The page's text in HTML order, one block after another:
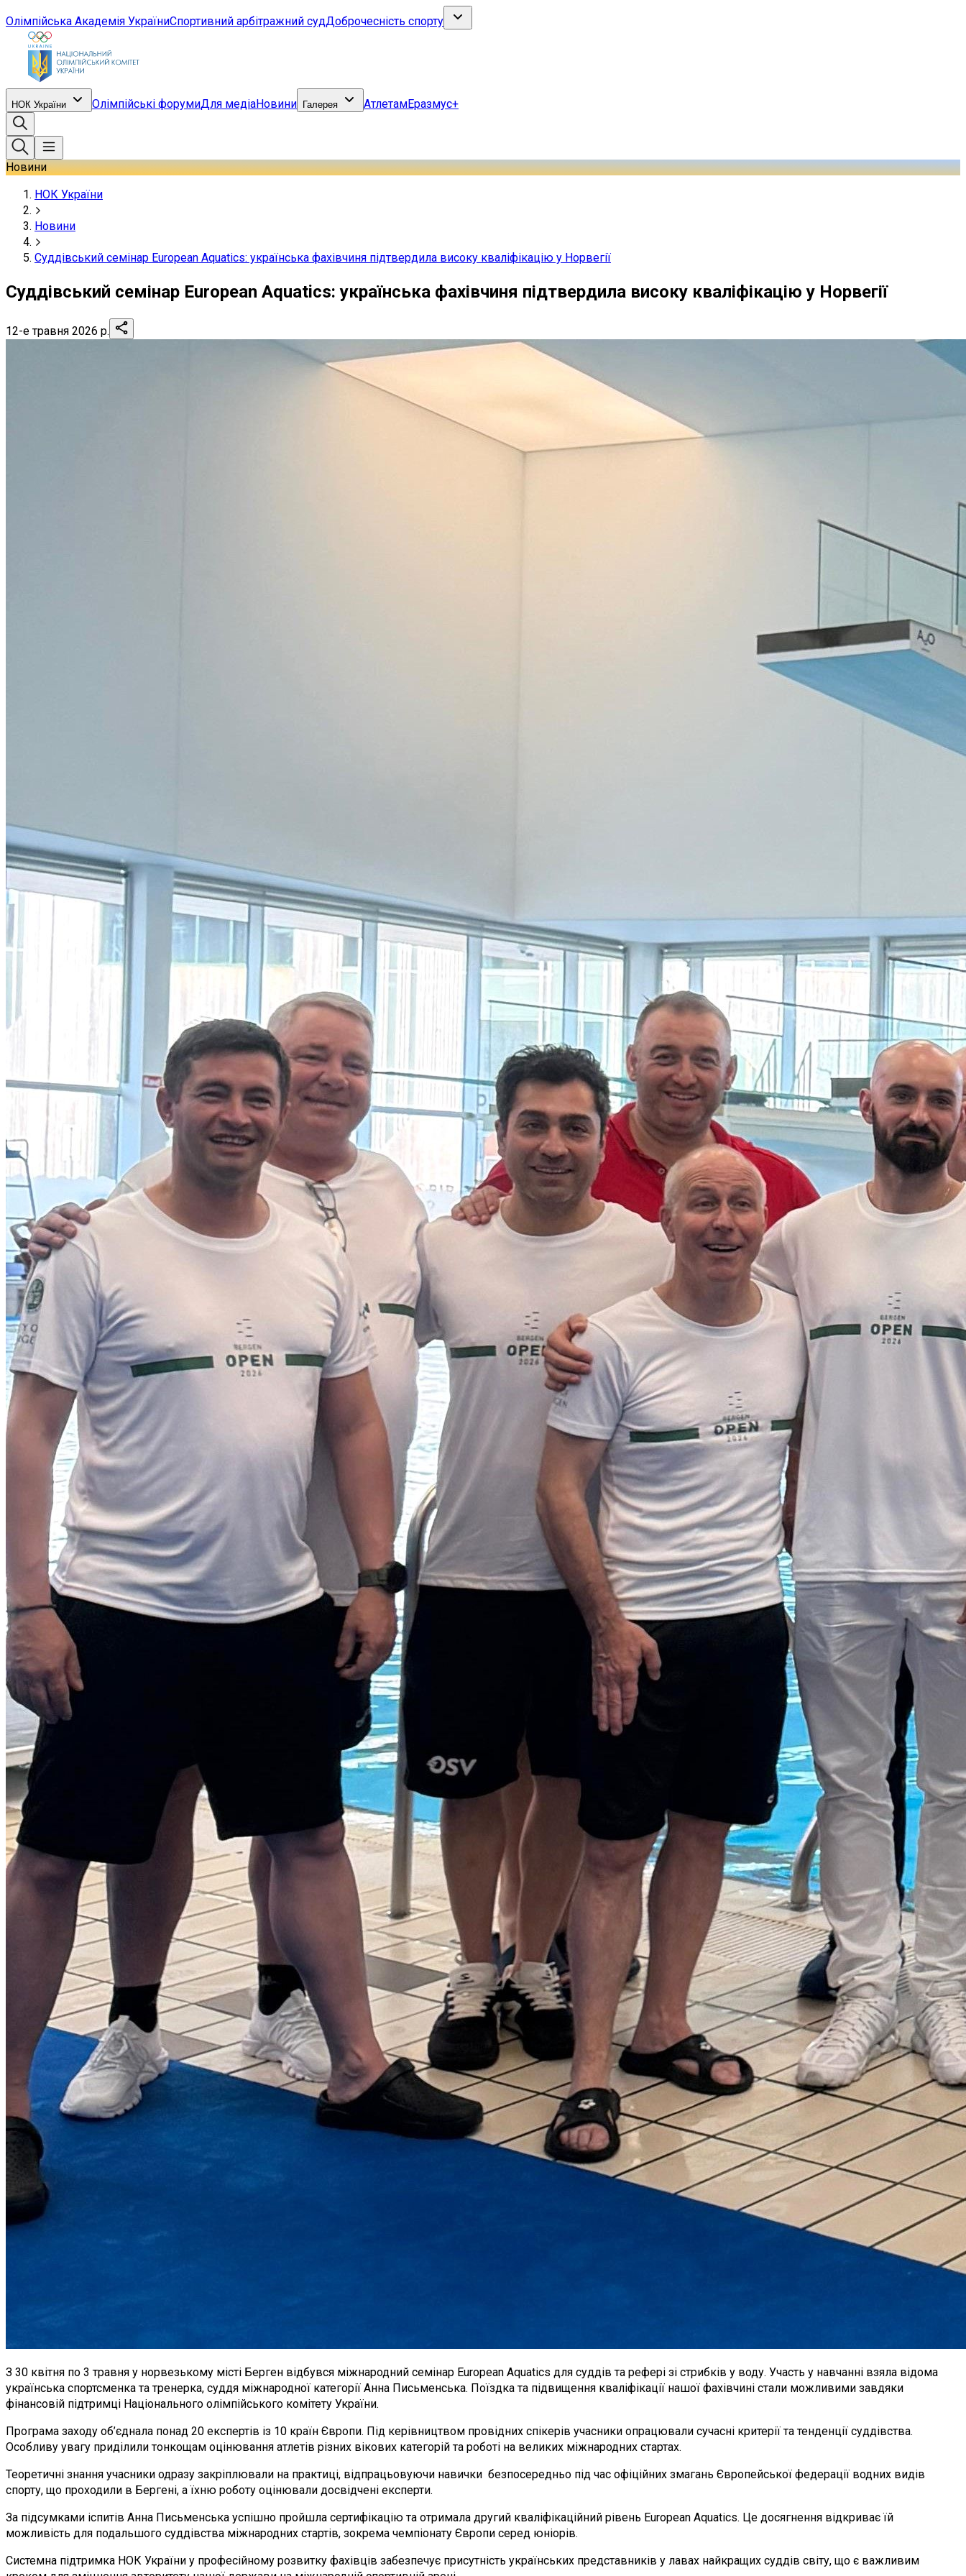
Олімпійська Академія УкраїниСпортивний арбітражний судДоброчесність спорту
НОК України Олімпійські форумиДля медіаНовини Галерея АтлетамЕразмус+
Новини
НОК України
Новини
Суддівський семінар European Aquatics: українська фахівчиня підтвердила високу кваліфікацію у Норвегії
Суддівський семінар European Aquatics: українська фахівчиня підтвердила високу кваліфікацію у Норвегії
12-е травня 2026 р.
З 30 квітня по 3 травня у норвезькому місті Берген відбувся міжнародний семінар European Aquatics для суддів та рефері зі стрибків у воду. Участь у навчанні взяла відома
українська спортсменка та тренерка, суддя міжнародної категорії Анна Письменська. Поїздка та підвищення кваліфікації нашої фахівчині стали можливими завдяки
фінансовій підтримці Національного олімпійського комітету України.
Програма заходу об’єднала понад 20 експертів із 10 країн Європи. Під керівництвом провідних спікерів учасники опрацювали сучасні критерії та тенденції суддівства.
Особливу увагу приділили тонкощам оцінювання атлетів різних вікових категорій та роботі на великих міжнародних стартах.
Теоретичні знання учасники одразу закріплювали на практиці, відпрацьовуючи навички безпосередньо під час офіційних змагань Європейської федерації водних видів
спорту, що проходили в Бергені, а їхню роботу оцінювали досвідчені експерти.
За підсумками іспитів Анна Письменська успішно пройшла сертифікацію та отримала другий кваліфікаційний рівень European Aquatics. Це досягнення відкриває їй
можливість для подальшого суддівства міжнародних стартів, зокрема чемпіонату Європи серед юніорів.
Системна підтримка НОК України у професійному розвитку фахівців забезпечує присутність українських представників у лавах найкращих суддів світу, що є важливим